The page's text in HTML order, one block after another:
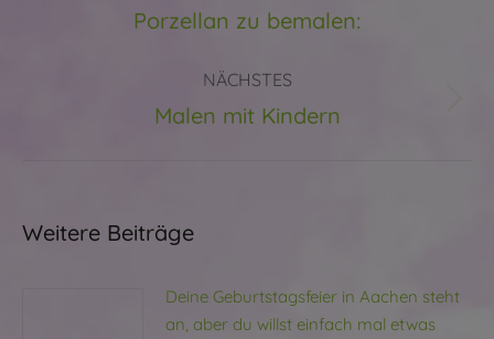
Porzellan zu bemalen:
NÄCHSTES
Nächster
Malen mit Kindern
Weitere Beiträge
Deine Geburtstagsfeier in Aachen steht
an, aber du willst einfach mal etwas